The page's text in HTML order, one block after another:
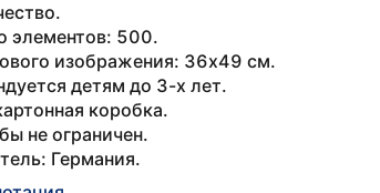
элементов: 500.
изображения: 36х49 см.
детям до 3-х лет.
коробка.
не ограничен.
Германия.